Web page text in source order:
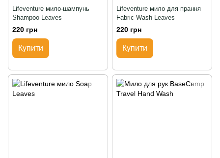
Lifeventure мило-шампунь
Shampoo Leaves
220 грн
Купити
Lifeventure мило для прання
Fabric Wash Leaves
220 грн
Купити